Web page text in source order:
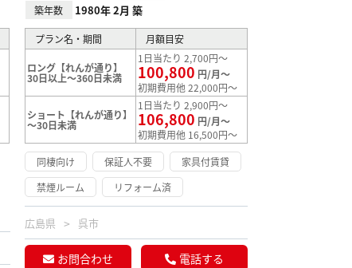
築年数 1980年 2月 築
プラン名・期間 月額目安
ロング【れんが通り】
30日以上～360日未満
1日当たり 2,700円～
100,800 円/月～
初期費用他 22,000円～
ショート【れんが通り】
～30日未満
1日当たり 2,900円～
106,800 円/月～
初期費用他 16,500円～
同棲向け
保証人不要
家具付賃貸
禁煙ルーム
リフォーム済
広島県 呉市
お問合わせ 電話する